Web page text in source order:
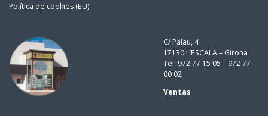
Política de cookies (EU)
C/ Palau, 4
17130 L’ESCALA – Girona
Tel. 972 77 15 05 – 972 77
00 02
Ventas